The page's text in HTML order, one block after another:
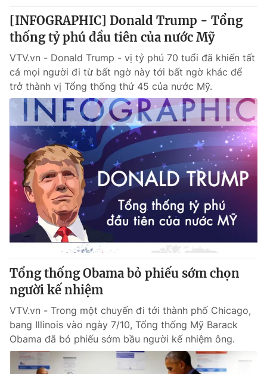
VTV4 Vươn mình bằng AI
VTV9 VTV8
Liên hệ tòa soạn English
THỜI BÁO VTV
Theo dõi báo trên
Cơ quan chủ quản:
Đài Truyền hình Việt Nam
Cơ quan báo chí:
Thời báo VTV
Giấy phép hoạt động báo in và báo điện tử số 483/GP-BTTTT
cấp ngày 29/12/2023
Tổng Biên tập:Vũ Thanh Thủy
Phó Tổng Biên tập:Nguyễn Thị Mỹ Hạnh, Phạm Quốc Thắng,
024.38 355 931 - 024.38 355 932
Ðiện thoại Thời báo VTV:024.66 897 897
Email:toasoan@vtv.vn
Liên hệ quảng cáo:
024-7300.7108
[INFOGRAPHIC] Donald Trump - Tổng
thống tỷ phú đầu tiên của nước Mỹ
VTV.vn - Donald Trump - vị tỷ phú 70 tuổi đã khiến tất
cả mọi người đi từ bất ngờ này tới bất ngờ khác để
trở thành vị Tổng thống thứ 45 của nước Mỹ.
Tổng thống Obama bỏ phiếu sớm chọn
người kế nhiệm
VTV.vn - Trong một chuyến đi tới thành phố Chicago,
bang Illinois vào ngày 7/10, Tổng thống Mỹ Barack
Obama đã bỏ phiếu sớm bầu người kế nhiệm ông.